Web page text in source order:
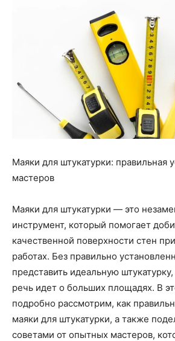
Маяки для штукатурки: правильная
мастеров
Маяки для штукатурки — это
инструмент, который помогает
качественной поверхности стен
работах. Без правильно
представить идеальную
речь идет о больших площадях. В
подробно рассмотрим, как
маяки для штукатурки, а также
советами от опытных мастеров,